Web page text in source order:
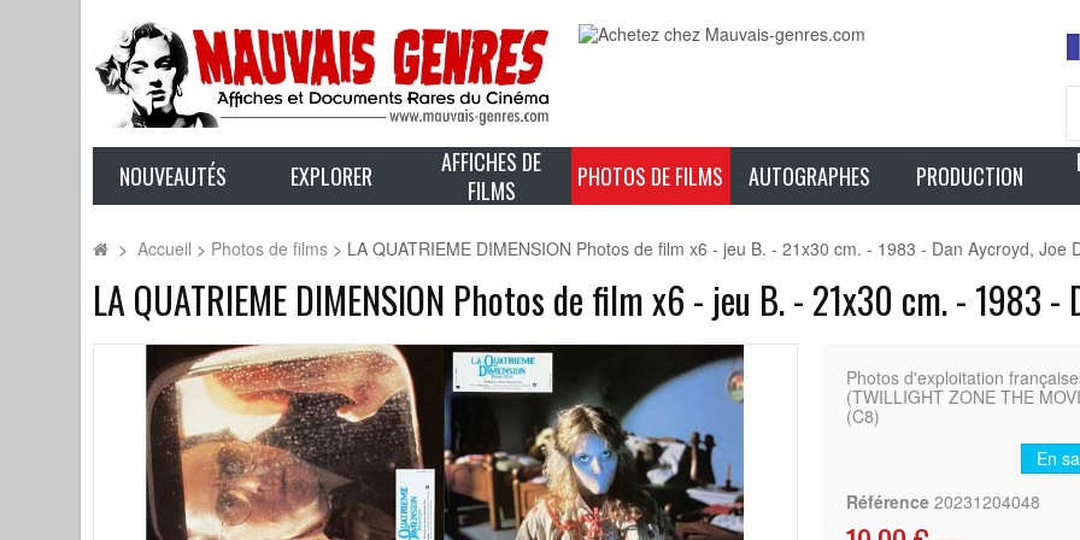
NOUVEAUTÉS EXPLORER
AFFICHES DE
FILMS
PHOTOS DE FILMS AUTOGRAPHES PRODUCTION
> Accueil > Photos de films > LA QUATRIEME DIMENSION Photos de film x6 - jeu B. - 21x30 cm. - 1983 - Dan Aycroyd, Joe
LA QUATRIEME DIMENSION Photos de film x6 - jeu B. - 21x30 cm. - 1983 -
Photos d'exploitation
(TWILLIGHT ZONE THE
(C8)
En
Référence 20231204048